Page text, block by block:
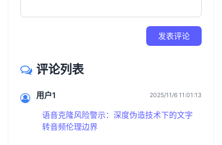
发表评论
评论列表
用户1 2025/11/6 11:01:13
语音克隆风险警示：深度伪造技术下的文字
转音频伦理边界